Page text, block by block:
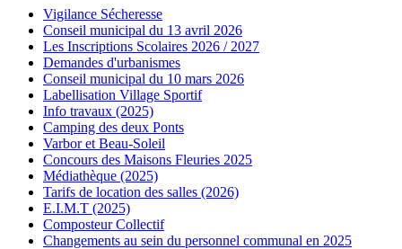
Vigilance Sécheresse
Conseil municipal du 13 avril 2026
Les Inscriptions Scolaires 2026 / 2027
Demandes d'urbanismes
Conseil municipal du 10 mars 2026
Labellisation Village Sportif
Info travaux (2025)
Camping des deux Ponts
Varbor et Beau-Soleil
Concours des Maisons Fleuries 2025
Médiathèque (2025)
Tarifs de location des salles (2026)
E.I.M.T (2025)
Composteur Collectif
Changements au sein du personnel communal en 2025